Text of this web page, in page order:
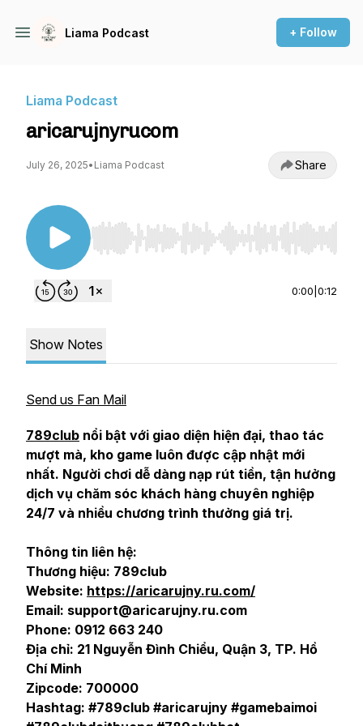
Liama Podcast + Follow
Liama Podcast
aricarujnyrucom
July 26, 2025• Liama Podcast Share
Use Left/Right to seek, Home/End to jump to
0:00 0:12
Show Notes
Send us Fan Mail
789club nổi bật với giao diện hiện đại, thao tác
mượt mà, kho game luôn được cập nhật mới
nhất. Người chơi dễ dàng nạp rút tiền, tận hưởng
dịch vụ chăm sóc khách hàng chuyên nghiệp
24/7 và nhiều chương trình thưởng giá trị.
Thông tin liên hệ:
Thương hiệu: 789club
Website: https://aricarujny.ru.com/
Email: support@aricarujny.ru.com
Phone: 0912 663 240
Địa chỉ: 21 Nguyễn Đình Chiểu, Quận 3, TP. Hồ
Chí Minh
Zipcode: 700000
Hashtag: #789club #aricarujny #gamebaimoi